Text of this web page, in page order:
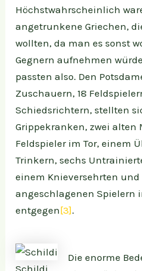
Höchstwahrscheinlich
angetrunkene Griechen,
wollten, da man es sonst
Gegnern aufnehmen
passten also. Den
Zuschauern, 18
Schiedsrichtern, stellten
Grippekranken, zwei alten
Feldspieler im Tor, einem
Trinkern, sechs
einem Knieversehrten
angeschlagenen Spielern
entgegen[3].
Die enorme